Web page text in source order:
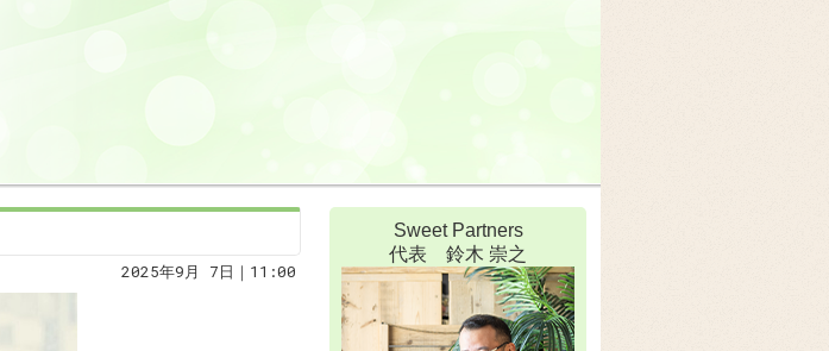
2025年9月 7日｜11:00
Sweet Partners
代表 鈴木 崇之